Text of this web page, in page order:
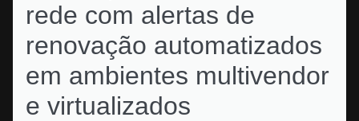
rede com alertas de
renovação automatizados
em ambientes multivendor
e virtualizados